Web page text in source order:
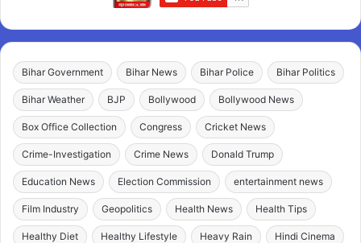
Bihar Government Bihar News Bihar Police Bihar Politics
Bihar Weather BJP Bollywood Bollywood News
Box Office Collection Congress Cricket News
Crime-Investigation Crime News Donald Trump
Education News Election Commission entertainment news
Film Industry Geopolitics Health News Health Tips
Healthy Diet Healthy Lifestyle Heavy Rain Hindi Cinema